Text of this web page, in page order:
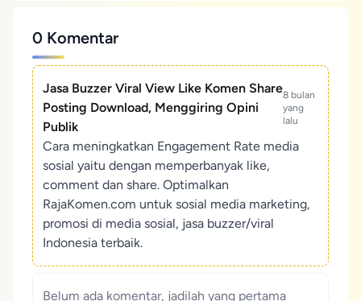
0 Komentar
Jasa Buzzer Viral View Like Komen Share
Posting Download, Menggiring Opini
Publik
8 bulan
yang
lalu
Cara meningkatkan Engagement Rate media
sosial yaitu dengan memperbanyak like,
comment dan share. Optimalkan
RajaKomen.com untuk sosial media marketing,
promosi di media sosial, jasa buzzer/viral
Indonesia terbaik.
Belum ada komentar, jadilah yang pertama